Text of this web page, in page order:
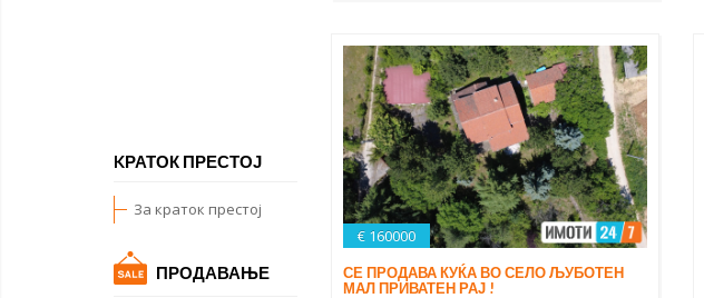
KРАТОК ПРЕСТОЈ
За краток престој
ПРОДАВАЊЕ
€ 160000
СЕ ПРОДАВА КУЌА ВО СЕЛО ЉУБОТЕН
МАЛ ПРИВАТЕН РАЈ !